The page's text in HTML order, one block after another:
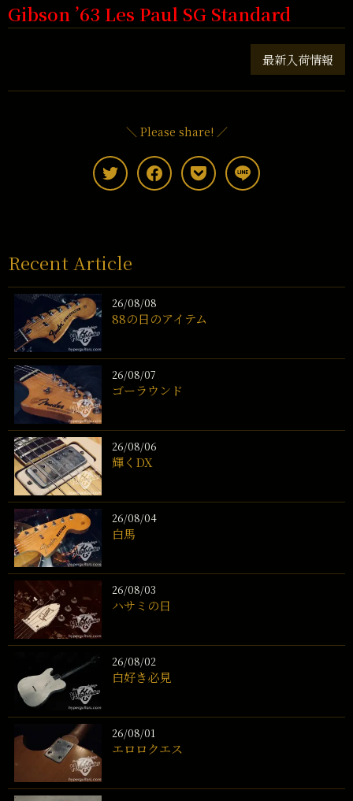
Gibson ’63 Les Paul SG Standard
最新入荷情報
＼ Please share! ／
Recent Article
26/08/08
88の日のアイテム
26/08/07
ゴーラウンド
26/08/06
輝くDX
26/08/04
白馬
26/08/03
ハサミの日
26/08/02
白好き必見
26/08/01
エロロクエス